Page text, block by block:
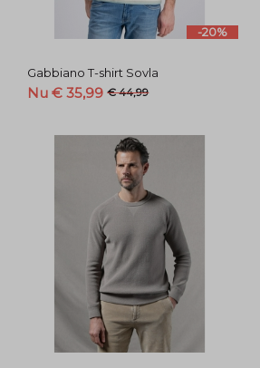
-20%
Gabbiano T-shirt Sovla
Nu € 35,99 € 44,99